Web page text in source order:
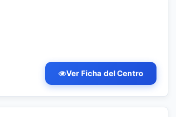
Ver Ficha del Centro